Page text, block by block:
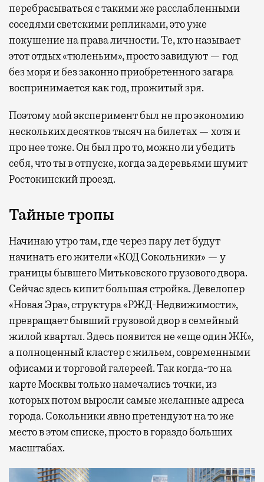
перебрасываться с такими же расслабленными
соседями светскими репликами, это уже
покушение на права личности. Те, кто называет
этот отдых «тюленьим», просто завидуют — год
без моря и без законно приобретенного загара
воспринимается как год, прожитый зря.
Поэтому мой эксперимент был не про экономию
нескольких десятков тысяч на билетах — хотя и
про нее тоже. Он был про то, можно ли убедить
себя, что ты в отпуске, когда за деревьями шумит
Ростокинский проезд.
Тайные тропы
Начинаю утро там, где через пару лет будут
начинать его жители «КОД Сокольники» — у
границы бывшего Митьковского грузового двора.
Сейчас здесь кипит большая стройка. Девелопер
«Новая Эра», структура «РЖД-Недвижимости»,
превращает бывший грузовой двор в семейный
жилой квартал. Здесь появится не «еще один ЖК»,
а полноценный кластер с жильем, современными
офисами и торговой галереей. Так когда-то на
карте Москвы только намечались точки, из
которых потом выросли самые желанные адреса
города. Сокольники явно претендуют на то же
место в этом списке, просто в гораздо больших
масштабах.